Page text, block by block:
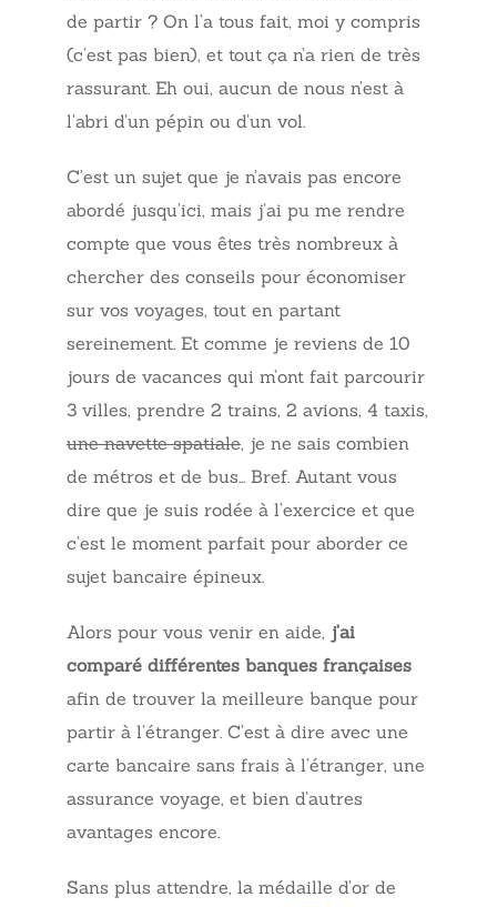
de partir ? On l’a tous fait, moi y compris
(c’est pas bien), et tout ça n’a rien de très
rassurant. Eh oui, aucun de nous n’est à
l’abri d’un pépin ou d’un vol.
C’est un sujet que je n’avais pas encore
abordé jusqu’ici, mais j’ai pu me rendre
compte que vous êtes très nombreux à
chercher des conseils pour économiser
sur vos voyages, tout en partant
sereinement. Et comme je reviens de 10
jours de vacances qui m’ont fait parcourir
3 villes, prendre 2 trains, 2 avions, 4 taxis,
une navette spatiale, je ne sais combien
de métros et de bus… Bref. Autant vous
dire que je suis rodée à l’exercice et que
c’est le moment parfait pour aborder ce
sujet bancaire épineux.
Alors pour vous venir en aide, j’ai
comparé différentes banques françaises
afin de trouver la meilleure banque pour
partir à l’étranger. C’est à dire avec une
carte bancaire sans frais à l’étranger, une
assurance voyage, et bien d’autres
avantages encore.
Sans plus attendre, la médaille d’or de